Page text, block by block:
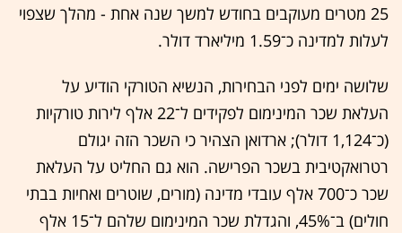
25 מטרים מעוקבים בחודש למשך שנה אחת - מהלך שצפוי
לעלות למדינה כ־1.59 מיליארד דולר.
שלושה ימים לפני הבחירות, הנשיא הטורקי הודיע על
העלאת שכר המינימום לפקידים ל־22 אלף לירות טורקיות
(כ־1,124 דולר); ארדואן הצהיר כי השכר הזה יגולם
רטרואקטיבית בשכר הפרישה. הוא גם החליט על העלאת
שכר כ־700 אלף עובדי מדינה (מורים, שוטרים ואחיות בבתי
חולים) ב־45%, והגדלת שכר המינימום שלהם ל־15 אלף